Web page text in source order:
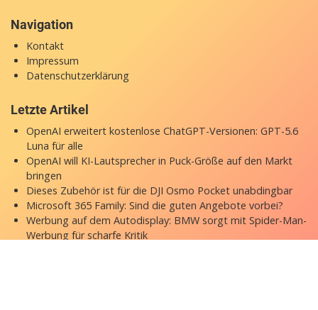
Navigation
Kontakt
Impressum
Datenschutzerklärung
Letzte Artikel
OpenAI erweitert kostenlose ChatGPT-Versionen: GPT-5.6
Luna für alle
OpenAI will KI-Lautsprecher in Puck-Größe auf den Markt
bringen
Dieses Zubehör ist für die DJI Osmo Pocket unabdingbar
Microsoft 365 Family: Sind die guten Angebote vorbei?
Werbung auf dem Autodisplay: BMW sorgt mit Spider-Man-
Werbung für scharfe Kritik